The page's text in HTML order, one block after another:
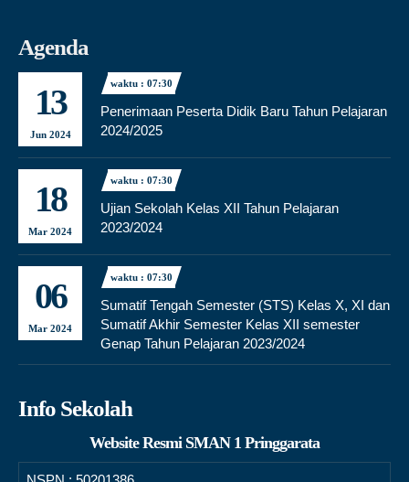
Agenda
13
Jun 2024
waktu : 07:30
Penerimaan Peserta Didik Baru Tahun Pelajaran
2024/2025
18
Mar 2024
waktu : 07:30
Ujian Sekolah Kelas XII Tahun Pelajaran
2023/2024
06
Mar 2024
waktu : 07:30
Sumatif Tengah Semester (STS) Kelas X, XI dan
Sumatif Akhir Semester Kelas XII semester
Genap Tahun Pelajaran 2023/2024
Info Sekolah
Website Resmi SMAN 1 Pringgarata